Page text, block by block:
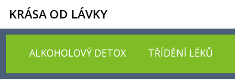
KRÁSA OD LÁVKY
ALKOHOLOVÝ DETOX TŘÍDĚNÍ LÉKŮ